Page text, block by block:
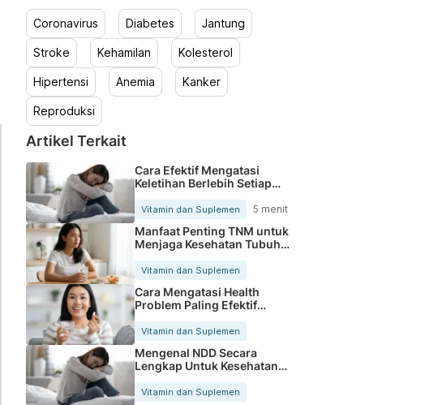
Coronavirus Diabetes Jantung
Stroke Kehamilan Kolesterol
Hipertensi Anemia Kanker
Reproduksi
Artikel Terkait
Cara Efektif Mengatasi
Keletihan Berlebih Setiap
Vitamin dan Suplemen 5 menit
Manfaat Penting TNM untuk
Menjaga Kesehatan Tubuh
Vitamin dan Suplemen
Cara Mengatasi Health
Problem Paling Efektif
Setiap Hari
Vitamin dan Suplemen
Mengenal NDD Secara
Lengkap Untuk Kesehatan
Vitamin dan Suplemen